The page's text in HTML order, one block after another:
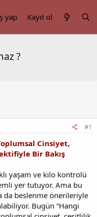
yap Kayıt ol
?
#1
Cinsiyet,
Bir Bakış
yaşam ve kilo kontrolü
yer tutuyor. Ama bu
da beslenme önerileriyle
Bugün “Hangi